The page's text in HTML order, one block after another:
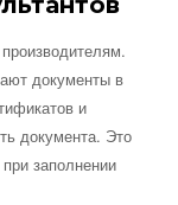
документы в
и
документа. Это
заполнении